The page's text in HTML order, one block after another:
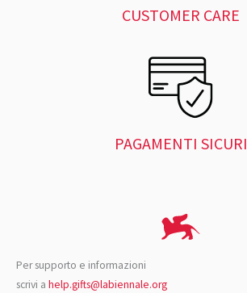
CUSTOMER CARE
PAGAMENTI SICURI
Per supporto e informazioni
scrivi a help.gifts@labiennale.org